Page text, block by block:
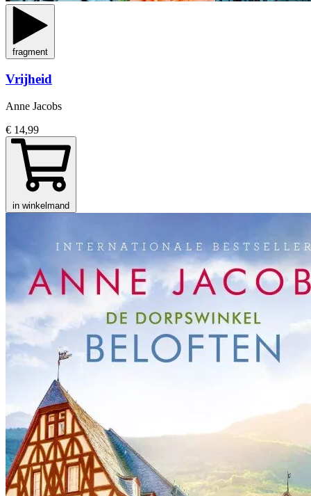
fragment
Vrijheid
Anne Jacobs
€ 14,99
in winkelmand